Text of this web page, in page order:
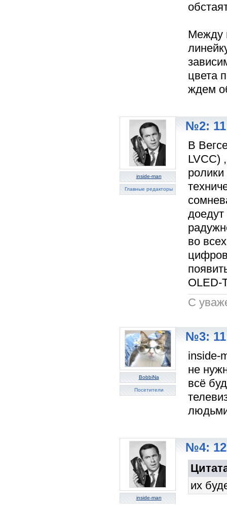
Между
цвета
ждем
inside-man
Главные редакторы
№2: 11
В
LVCC)
ролики
во
OLED-
C
BobbiNa
Посетители
№3: 11
inside-
не
всё
inside-man
№4: 12
их